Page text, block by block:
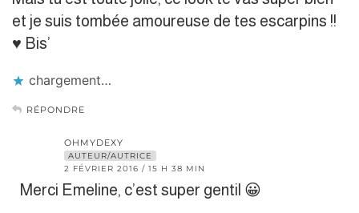
et je suis tombée amoureuse de tes escarpins !!
♥ Bis’
chargement…
RÉPONDRE
OHMYDEXY
AUTEUR/AUTRICE
2 FÉVRIER 2016 / 15 H 38 MIN
Merci Emeline, c’est super gentil 😀